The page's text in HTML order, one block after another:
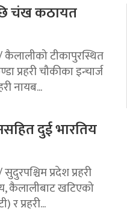
चंख कठायत
टीकापुरस्थित
प्रहरी चौकीका इन्चार्ज
नायब...
दुई भारतिय
प्रदेश प्रहरी
कैलालीबाट खटिएको
र प्रहरी...